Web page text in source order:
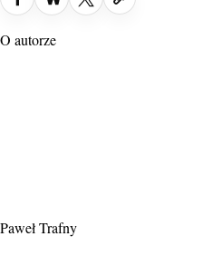
O autorze
Paweł Trafny